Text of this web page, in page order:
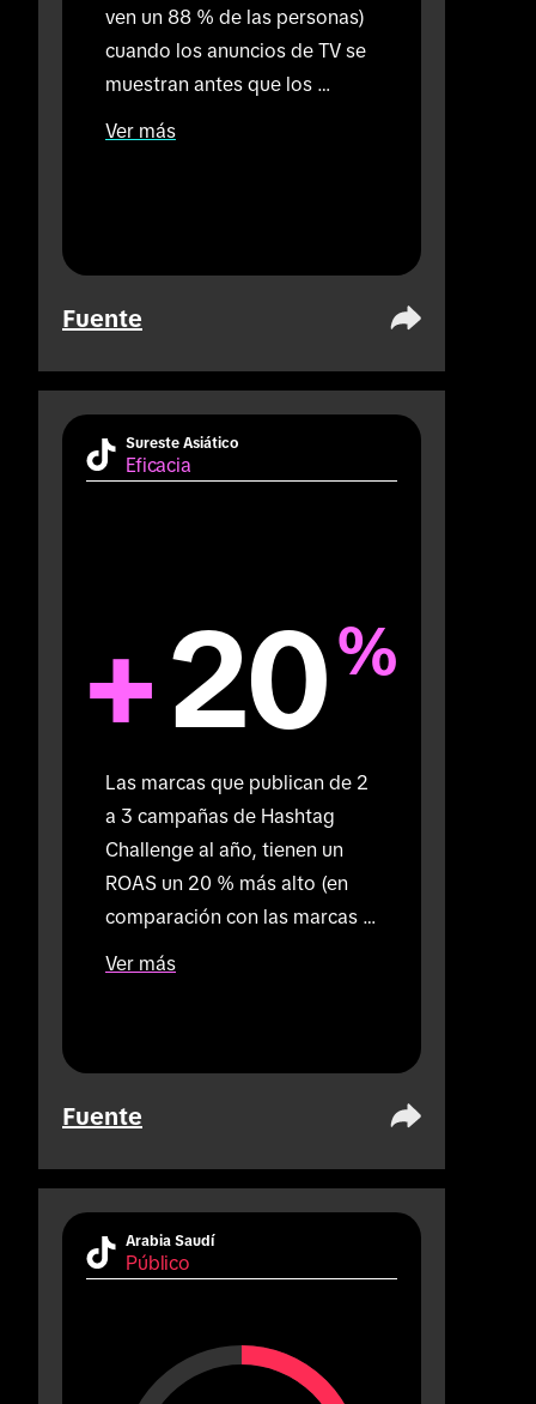
ven un 88 % de las personas)
cuando los anuncios de TV se
muestran antes que los
anuncios en TikTok (en
Ver más
Fuente
Sureste Asiático
Eficacia
+20%
Las marcas que publican de 2
a 3 campañas de Hashtag
Challenge al año, tienen un
ROAS un 20 % más alto (en
comparación con las marcas
que solo publican 1).
Ver más
Fuente
Arabia Saudí
Público